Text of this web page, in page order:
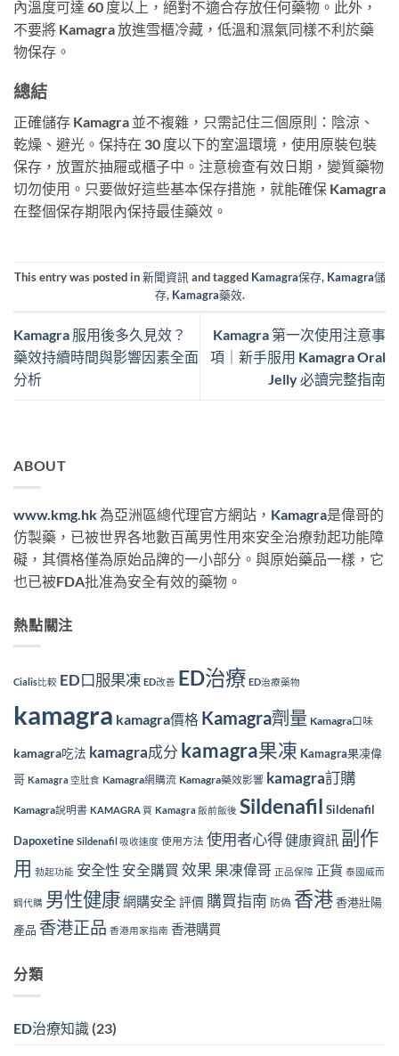
內溫度可達 60 度以上，絕對不適合存放任何藥物。此外，
不要將 Kamagra 放進雪櫃冷藏，低溫和濕氣同樣不利於藥
物保存。
總結
正確儲存 Kamagra 並不複雜，只需記住三個原則：陰涼、
乾燥、避光。保持在 30 度以下的室溫環境，使用原裝包裝
保存，放置於抽屜或櫃子中。注意檢查有效日期，變質藥物
切勿使用。只要做好這些基本保存措施，就能確保 Kamagra
在整個保存期限內保持最佳藥效。
This entry was posted in新聞資訊and tagged Kamagra保存, Kamagra儲
存, Kamagra藥效.
Kamagra 服用後多久見效？
藥效持續時間與影響因素全面
分析
Kamagra 第一次使用注意事
項｜新手服用 Kamagra Oral
Jelly 必讀完整指南
ABOUT
www.kmg.hk為亞洲區總代理官方網站， Kamagra是偉哥的
仿製藥，已被世界各地數百萬男性用來安全治療勃起功能障
礙，其價格僅為原始品牌的一小部分。與原始藥品一樣，它
也已被FDA批准為安全有效的藥物。
熱點關注
Cialis比較 ED口服果凍 ED改善 ED治療 ED治療藥物
kamagra kamagra價格 Kamagra劑量 Kamagra口味
kamagra吃法 kamagra成分 kamagra果凍 Kamagra果凍偉
哥 Kamagra 空肚食 Kamagra網購流 Kamagra藥效影響 kamagra訂購
Kamagra說明書 KAMAGRA 買 Kamagra 飯前飯後 Sildenafil Sildenafil
Dapoxetine Sildenafil 吸收速度 使用方法 使用者心得健康資訊 副作
用 勃起功能 安全性 安全購買 效果 果凍偉哥 正品保障 正貨 泰國威而
鋼代購 男性健康網購安全評價 購買指南 防偽 香港香港壯陽
產品 香港正品 香港用家指南 香港購買
分類
ED治療知識 (23)